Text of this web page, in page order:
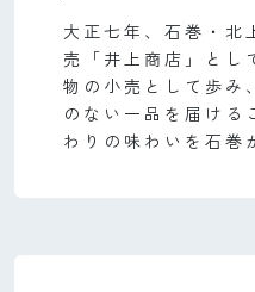
大正七年、石巻・北
売「井上商店」とし
物の小売として歩み
のない一品を届ける
わりの味わいを石巻